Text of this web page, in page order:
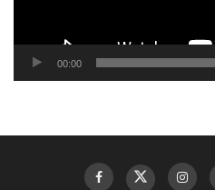
00:00